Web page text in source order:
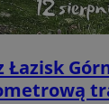
Łazisk